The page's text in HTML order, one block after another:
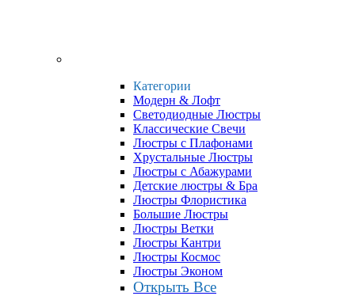
Категории
Модерн & Лофт
Светодиодные Люстры
Классические Свечи
Люстры с Плафонами
Хрустальные Люстры
Люстры с Абажурами
Детские люстры & Бра
Люстры Флористика
Большие Люстры
Люстры Ветки
Люстры Кантри
Люстры Космос
Люстры Эконом
Открыть Все